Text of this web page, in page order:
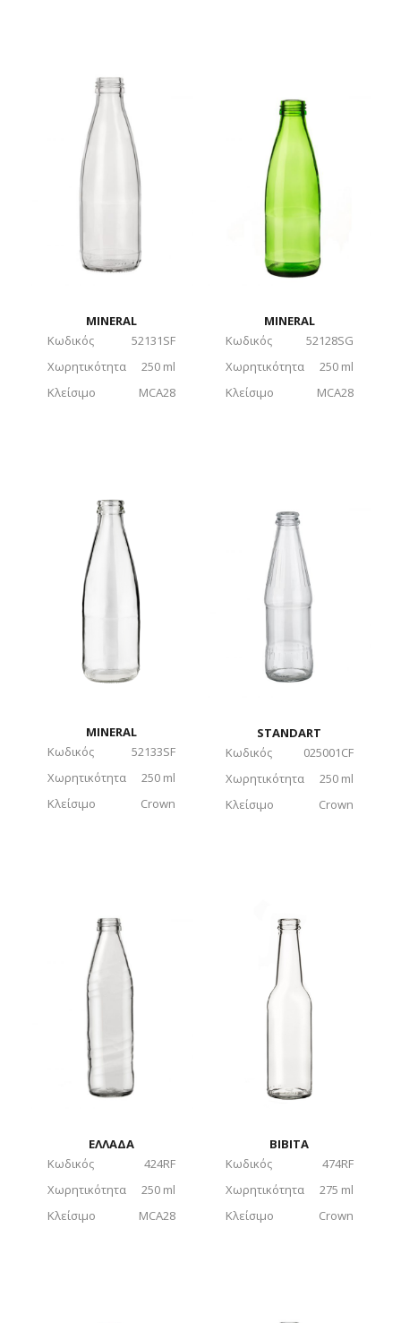
MINERAL
Κωδικός
52131SF
Χωρητικότητα
250 ml
Κλείσιμο
MCA28
MINERAL
Κωδικός
52128SG
Χωρητικότητα
250 ml
Κλείσιμο
MCA28
MINERAL
Κωδικός
52133SF
Χωρητικότητα
250 ml
Κλείσιμο
Crown
STANDART
Κωδικός
025001CF
Χωρητικότητα
250 ml
Κλείσιμο
Crown
ΕΛΛΑΔΑ
Κωδικός
424RF
Χωρητικότητα
250 ml
Κλείσιμο
MCA28
BIBITA
Κωδικός
474RF
Χωρητικότητα
275 ml
Κλείσιμο
Crown